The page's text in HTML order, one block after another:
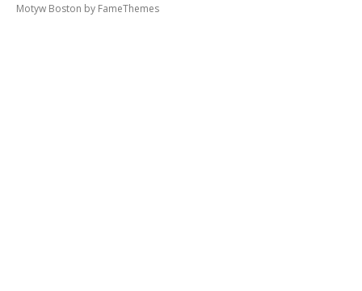
Motyw Boston by FameThemes